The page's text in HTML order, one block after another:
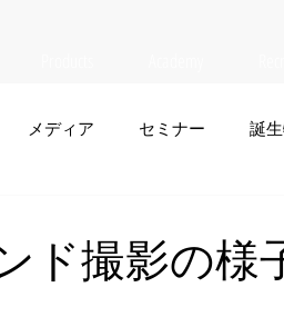
メディア セミナー 誕
ンド撮影の